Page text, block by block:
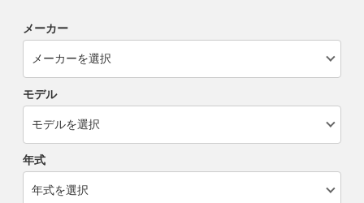
メーカー
モデル
年式